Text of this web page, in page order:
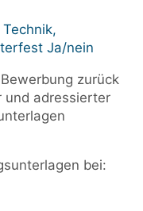
Ja/nein
zurück
und adressierter
bei: